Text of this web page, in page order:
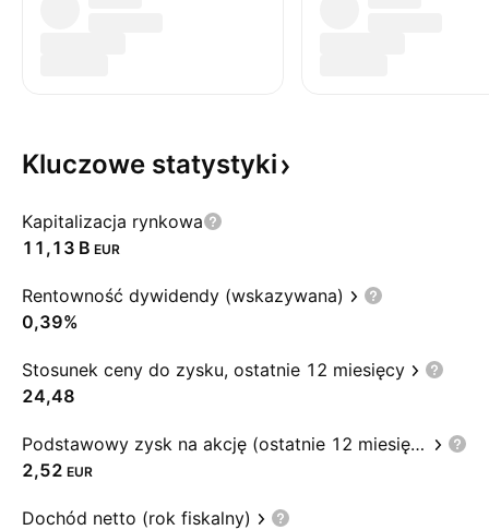
Kluczowe statystyki
Kapitalizacja rynkowa
‪11,13 B‬ EUR
Rentowność dywidendy (wskazywana)
0,39%
Stosunek ceny do zysku, ostatnie 12 miesięcy
24,48
Podstawowy zysk na akcję (ostatnie 12 miesięcy)
2,52 EUR
Dochód netto (rok fiskalny)